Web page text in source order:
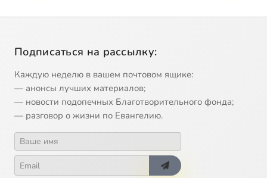
Подписаться на рассылку:
Каждую неделю в вашем почтовом ящике:
— анонсы лучших материалов;
— новости подопечных Благотворительного фонда;
— разговор о жизни по Евангелию.